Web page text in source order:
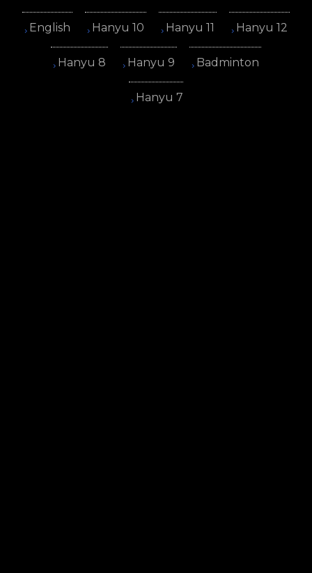
English Hanyu 10 Hanyu 11 Hanyu 12
Hanyu 8 Hanyu 9 Badminton
Hanyu 7